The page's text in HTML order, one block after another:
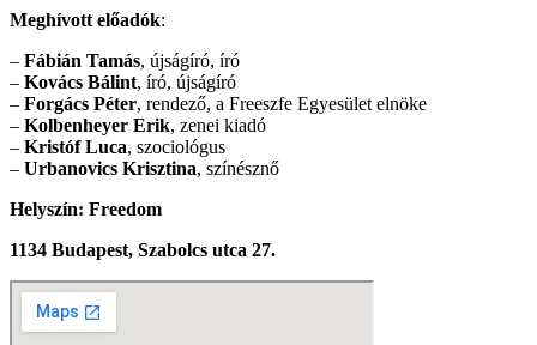
Meghívott előadók:
– Fábián Tamás, újságíró, író
– Kovács Bálint, író, újságíró
– Forgács Péter, rendező, a Freeszfe Egyesület elnöke
– Kolbenheyer Erik, zenei kiadó
– Kristóf Luca, szociológus
– Urbanovics Krisztina, színésznő
Helyszín: Freedom
1134 Budapest, Szabolcs utca 27.